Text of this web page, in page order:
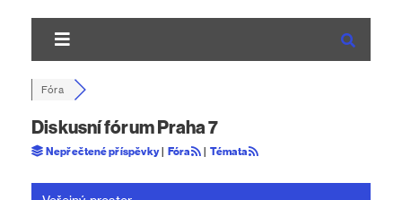
Fóra
Diskusní fórum Praha 7
Nepřečtené příspěvky| Fóra | Témata